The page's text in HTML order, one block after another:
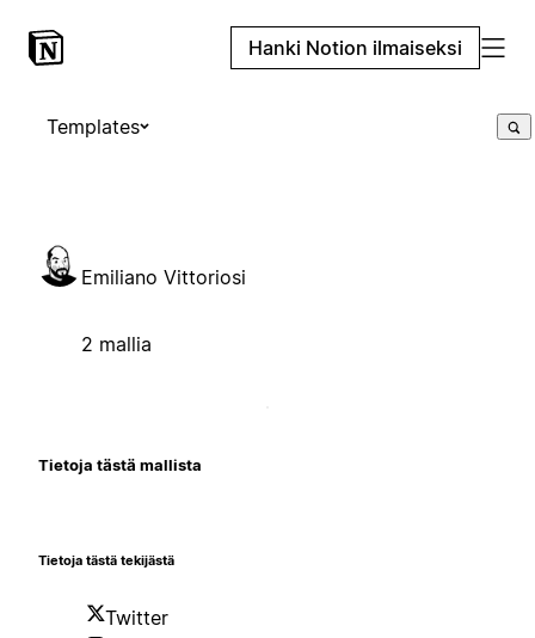
Hanki Notion ilmaiseksi
Templates
Emiliano Vittoriosi
2 mallia
Tietoja tästä mallista
Tietoja tästä tekijästä
Twitter